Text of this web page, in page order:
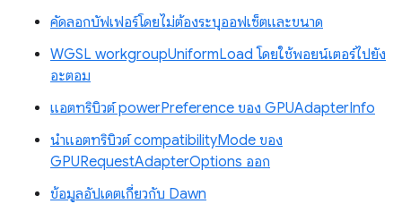
คัดลอกบัฟเฟอร์โดยไม่ต้องระบุออฟเซ็ตและขนาด
WGSL workgroupUniformLoad โดยใช้พอยน์เตอร์ไปยัง
อะตอม
แอตทริบิวต์ powerPreference ของ GPUAdapterInfo
นำแอตทริบิวต์ compatibilityMode ของ
GPURequestAdapterOptions ออก
ข้อมูลอัปเดตเกี่ยวกับ Dawn